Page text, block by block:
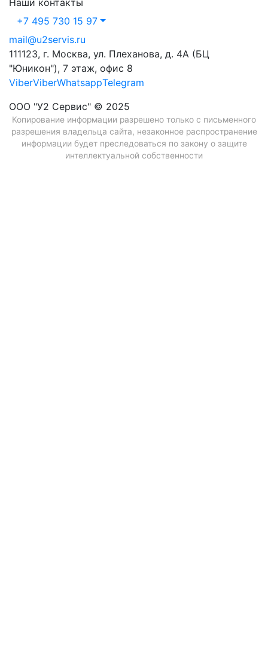
+7 495 730 15 97
mail@u2servis.ru
111123, г. Москва, ул. Плеханова, д. 4А (БЦ
"Юникон"), 7 этаж, офис 8
ViberViberWhatsappTelegram
ООО "У2 Сервис" © 2025
Копирование информации разрешено только с письменного
разрешения владельца сайта, незаконное распространение
информации будет преследоваться по закону о защите
интеллектуальной собственности